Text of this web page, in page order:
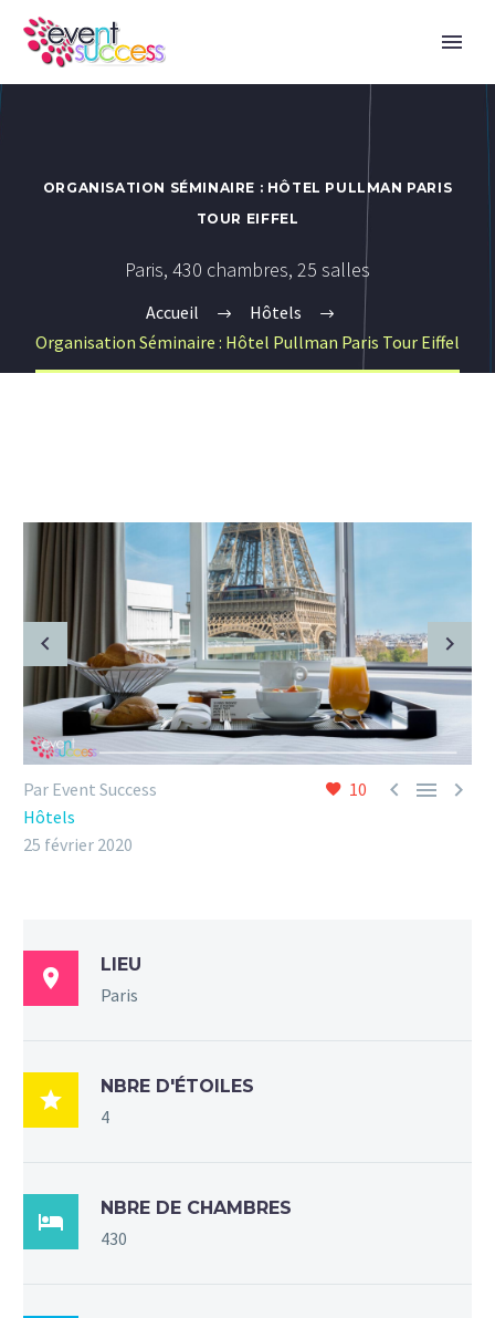
ORGANISATION SÉMINAIRE : HÔTEL PULLMAN PARIS
TOUR EIFFEL
Paris, 430 chambres, 25 salles
Accueil
Hôtels
Organisation Séminaire : Hôtel Pullman Paris Tour Eiffel
10   
Par Event Success
Hôtels
25 février 2020

LIEU
Paris

NBRE D'ÉTOILES
4

NBRE DE CHAMBRES
430